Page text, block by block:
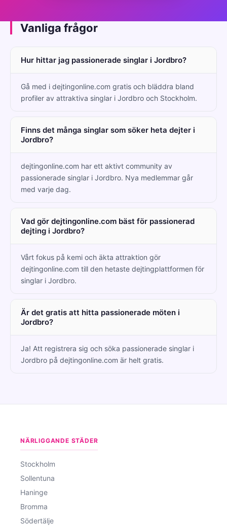
Vanliga frågor
Hur hittar jag passionerade singlar i Jordbro?
Gå med i dejtingonline.com gratis och bläddra bland
profiler av attraktiva singlar i Jordbro och Stockholm.
Finns det många singlar som söker heta dejter i
Jordbro?
dejtingonline.com har ett aktivt community av
passionerade singlar i Jordbro. Nya medlemmar går
med varje dag.
Vad gör dejtingonline.com bäst för passionerad
dejting i Jordbro?
Vårt fokus på kemi och äkta attraktion gör
dejtingonline.com till den hetaste dejtingplattformen för
singlar i Jordbro.
Är det gratis att hitta passionerade möten i
Jordbro?
Ja! Att registrera sig och söka passionerade singlar i
Jordbro på dejtingonline.com är helt gratis.
NÄRLIGGANDE STÄDER
Stockholm
Sollentuna
Haninge
Bromma
Södertälje